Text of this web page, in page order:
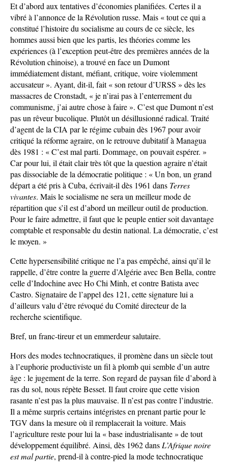
Et d’abord aux tentatives d’économies planifiées. Certes il a
vibré à l’annonce de la Révolution russe. Mais « tout ce qui a
constitué l’histoire du socialisme au cours de ce siècle, les
hommes aussi bien que les partis, les théories comme les
expériences (à l’exception peut-être des premières années de la
Révolution chinoise), a trouvé en face un Dumont
immédiatement distant, méfiant, critique, voire violemment
accusateur ». Ayant, dit-il, fait « son retour d’URSS » dès les
massacres de Cronstadt, « je n’irai pas à l’enterrement du
communisme, j’ai autre chose à faire ». C’est que Dumont n’est
pas un rêveur bucolique. Plutôt un désillusionné radical. Traité
d’agent de la CIA par le régime cubain dès 1967 pour avoir
critiqué la réforme agraire, on le retrouve dubitatif à Managua
dès 1981 : « C’est mal parti. Dommage, on pouvait espérer. »
Car pour lui, il était clair très tôt que la question agraire n’était
pas dissociable de la démocratie politique : « Un bon, un grand
départ a été pris à Cuba, écrivait-il dès 1961 dans Terres
vivantes. Mais le socialisme ne sera un meilleur mode de
répartition que s’il est d’abord un meilleur outil de production.
Pour le faire admettre, il faut que le peuple entier soit davantage
comptable et responsable du destin national. La démocratie, c’est
le moyen. »
Cette hypersensibilité critique ne l’a pas empêché, ainsi qu’il le
rappelle, d’être contre la guerre d’Algérie avec Ben Bella, contre
celle d’Indochine avec Ho Chi Minh, et contre Batista avec
Castro. Signataire de l’appel des 121, cette signature lui a
d’ailleurs valu d’être révoqué du Comité directeur de la
recherche scientifique.
Bref, un franc-tireur et un emmerdeur salutaire.
Hors des modes technocratiques, il promène dans un siècle tout
à l’euphorie productiviste un fil à plomb qui semble d’un autre
âge : le jugement de la terre. Son regard de paysan file d’abord à
ras du sol, nous répète Besset. Il faut croire que cette vision
rasante n’est pas la plus mauvaise. Il n’est pas contre l’industrie.
Il a même surpris certains intégristes en prenant partie pour le
TGV dans la mesure où il remplacerait la voiture. Mais
l’agriculture reste pour lui la « base industrialisante » de tout
développement équilibré. Ainsi, dès 1962 dans L’Afrique noire
est mal partie, prend-il à contre-pied la mode technocratique